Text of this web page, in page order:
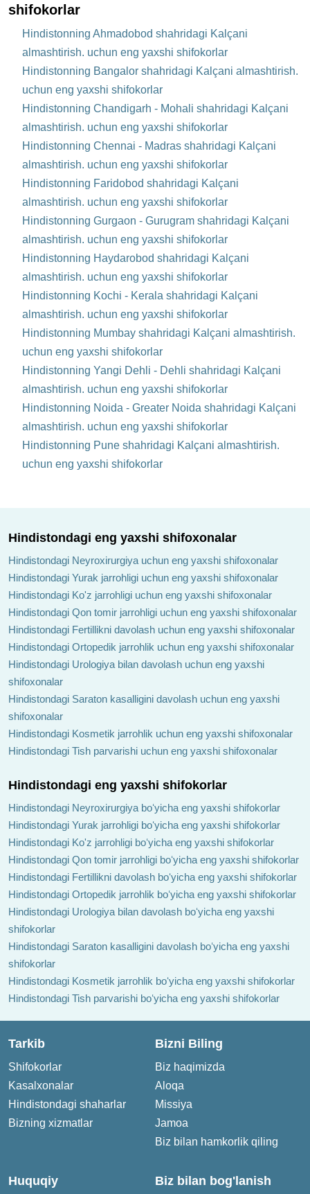
shifokorlar
Hindistonning Ahmadobod shahridagi Kalçani
almashtirish. uchun eng yaxshi shifokorlar
Hindistonning Bangalor shahridagi Kalçani almashtirish.
uchun eng yaxshi shifokorlar
Hindistonning Chandigarh - Mohali shahridagi Kalçani
almashtirish. uchun eng yaxshi shifokorlar
Hindistonning Chennai - Madras shahridagi Kalçani
almashtirish. uchun eng yaxshi shifokorlar
Hindistonning Faridobod shahridagi Kalçani
almashtirish. uchun eng yaxshi shifokorlar
Hindistonning Gurgaon - Gurugram shahridagi Kalçani
almashtirish. uchun eng yaxshi shifokorlar
Hindistonning Haydarobod shahridagi Kalçani
almashtirish. uchun eng yaxshi shifokorlar
Hindistonning Kochi - Kerala shahridagi Kalçani
almashtirish. uchun eng yaxshi shifokorlar
Hindistonning Mumbay shahridagi Kalçani almashtirish.
uchun eng yaxshi shifokorlar
Hindistonning Yangi Dehli - Dehli shahridagi Kalçani
almashtirish. uchun eng yaxshi shifokorlar
Hindistonning Noida - Greater Noida shahridagi Kalçani
almashtirish. uchun eng yaxshi shifokorlar
Hindistonning Pune shahridagi Kalçani almashtirish.
uchun eng yaxshi shifokorlar
Hindistondagi eng yaxshi shifoxonalar
Hindistondagi Neyroxirurgiya uchun eng yaxshi shifoxonalar
Hindistondagi Yurak jarrohligi uchun eng yaxshi shifoxonalar
Hindistondagi Ko'z jarrohligi uchun eng yaxshi shifoxonalar
Hindistondagi Qon tomir jarrohligi uchun eng yaxshi shifoxonalar
Hindistondagi Fertillikni davolash uchun eng yaxshi shifoxonalar
Hindistondagi Ortopedik jarrohlik uchun eng yaxshi shifoxonalar
Hindistondagi Urologiya bilan davolash uchun eng yaxshi
shifoxonalar
Hindistondagi Saraton kasalligini davolash uchun eng yaxshi
shifoxonalar
Hindistondagi Kosmetik jarrohlik uchun eng yaxshi shifoxonalar
Hindistondagi Tish parvarishi uchun eng yaxshi shifoxonalar
Hindistondagi eng yaxshi shifokorlar
Hindistondagi Neyroxirurgiya boʻyicha eng yaxshi shifokorlar
Hindistondagi Yurak jarrohligi boʻyicha eng yaxshi shifokorlar
Hindistondagi Ko'z jarrohligi boʻyicha eng yaxshi shifokorlar
Hindistondagi Qon tomir jarrohligi boʻyicha eng yaxshi shifokorlar
Hindistondagi Fertillikni davolash boʻyicha eng yaxshi shifokorlar
Hindistondagi Ortopedik jarrohlik boʻyicha eng yaxshi shifokorlar
Hindistondagi Urologiya bilan davolash boʻyicha eng yaxshi
shifokorlar
Hindistondagi Saraton kasalligini davolash boʻyicha eng yaxshi
shifokorlar
Hindistondagi Kosmetik jarrohlik boʻyicha eng yaxshi shifokorlar
Hindistondagi Tish parvarishi boʻyicha eng yaxshi shifokorlar
Tarkib
Shifokorlar
Kasalxonalar
Hindistondagi shaharlar
Bizning xizmatlar
Bizni Biling
Biz haqimizda
Aloqa
Missiya
Jamoa
Biz bilan hamkorlik qiling
Huquqiy Biz bilan bog'lanish